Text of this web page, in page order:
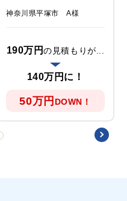
神奈川県平塚市 A様
190万円の見積もりが...
140万円に！
50万円 DOWN！